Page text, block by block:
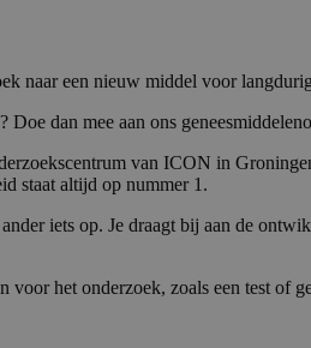
naar een nieuw middel voor
dan mee aan ons
van ICON in
staat altijd op nummer 1.
iets op. Je draagt bij aan de
voor het onderzoek, zoals een test of